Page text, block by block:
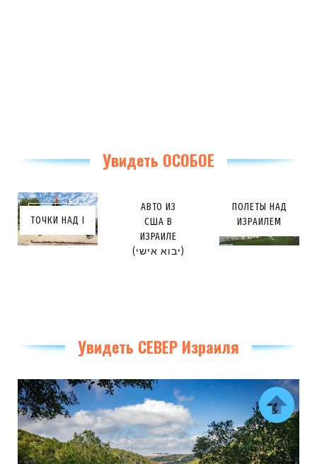
Увидеть ОСОБОЕ
ТОЧКИ НАД I
АВТО ИЗ
США В
ИЗРАИЛЕ
(יבוא אישי)
ПОЛЕТЫ НАД
ИЗРАИЛЕМ
Увидеть СЕВЕР Израиля